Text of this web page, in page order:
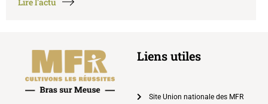
Liens utiles
Site Union nationale des MFR